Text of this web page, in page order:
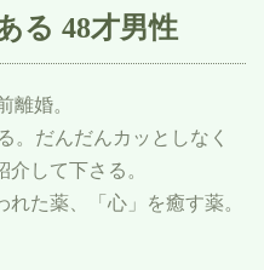
る 48才男性
婚。
。だんだんカッとしなく
して下さる。
た薬、「心」を癒す薬。